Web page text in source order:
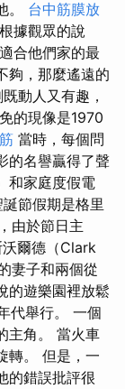
。 台中筋膜放
據觀眾的說
合他們家的最
夠，那麼遙遠的
動人又有趣，
的現像是1970
當時，每個問
的名譽贏得了聲
和家庭度假電
誕節假期是格里
由於節日主
沃爾德（Clark
妻子和兩個從
的遊樂園裡放鬆
代舉行。 一個
主角。 當火車
轉。 但是，一
的錯誤批評很